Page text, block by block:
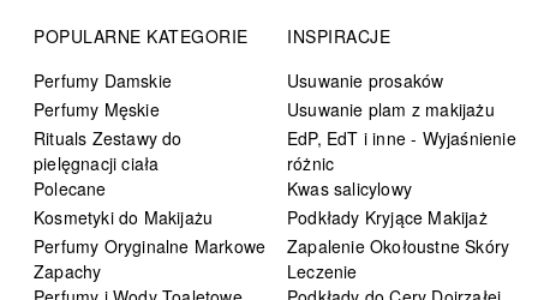
POPULARNE KATEGORIE
Perfumy Damskie
Perfumy Męskie
Rituals Zestawy do
pielęgnacji ciała
Polecane
Kosmetyki do Makijażu
Perfumy Oryginalne Markowe
Zapachy
INSPIRACJE
Usuwanie prosaków
Usuwanie plam z makijażu
EdP, EdT i inne - Wyjaśnienie
różnic
Kwas salicylowy
Podkłady Kryjące Makijaż
Zapalenie Okołoustne Skóry
Leczenie